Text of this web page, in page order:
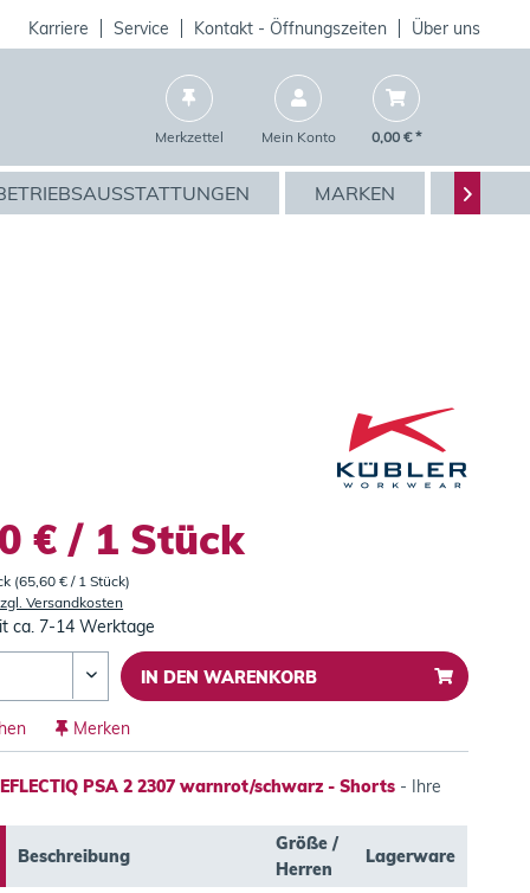
Karriere Service Kontakt - Öffnungszeiten Über uns
Merkzettel Mein Konto 0,00 € *
MARKEN 
€ / 1 Stück
(65,60 € / 1 Stück)
Versandkosten
ca. 7-14 Werktage
IN DEN WARENKORB
Merken
PSA 2 2307 warnrot/schwarz - Shorts - Ihre
Beschreibung
Größe /
Herren
Lagerware